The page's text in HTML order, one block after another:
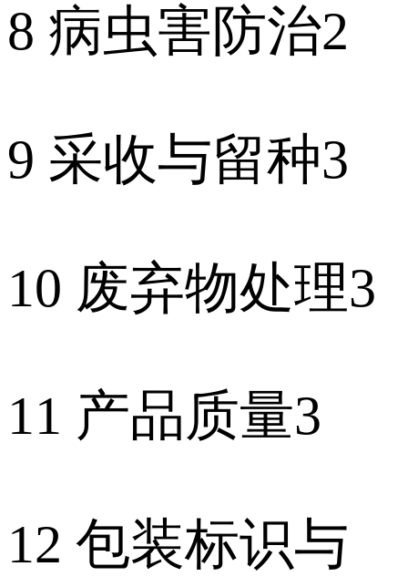
8 病虫害防治2
9 采收与留种3
10 废弃物处理3
11 产品质量3
12 包装标识与